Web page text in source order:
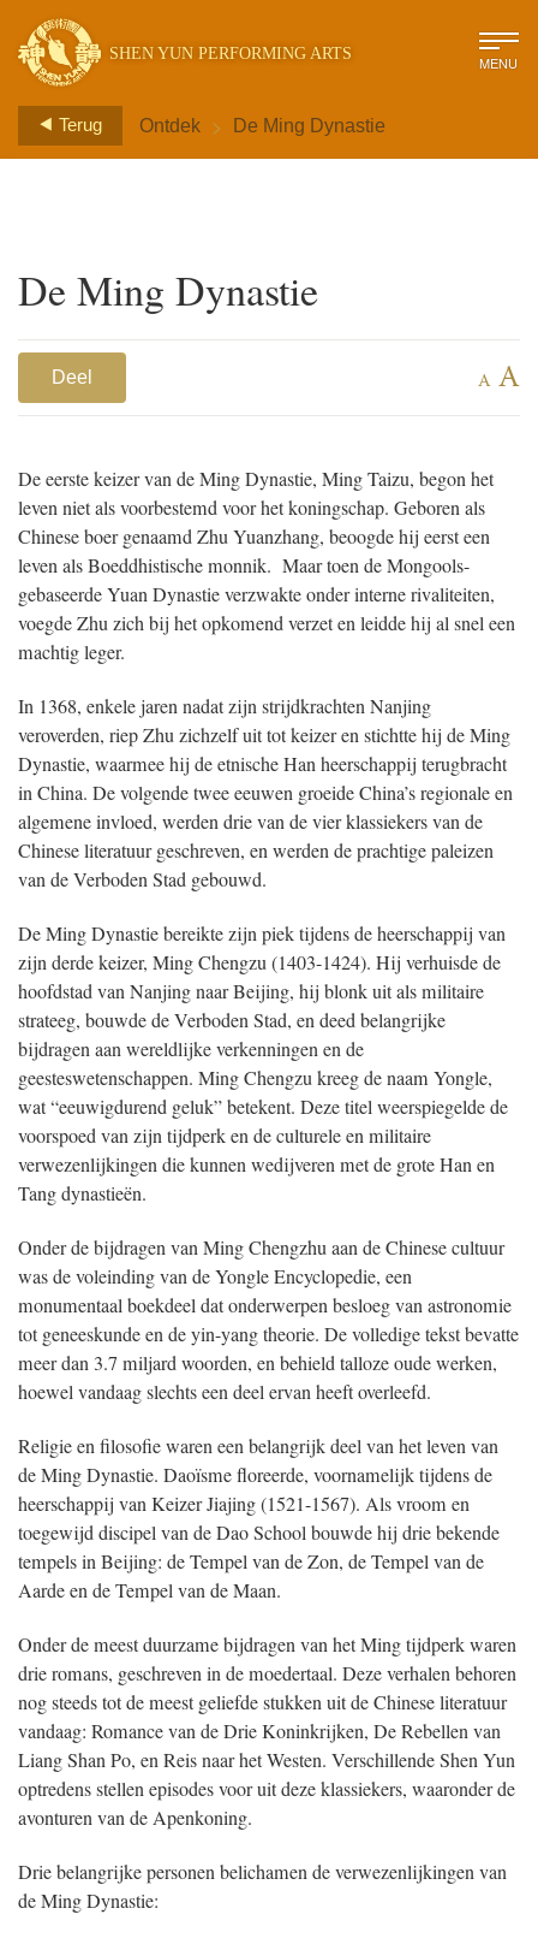
SHEN YUN PERFORMING ARTS MENU
Terug Ontdek > De Ming Dynastie
De Ming Dynastie
Deel A A
De eerste keizer van de Ming Dynastie, Ming Taizu, begon het
leven niet als voorbestemd voor het koningschap. Geboren als
Chinese boer genaamd Zhu Yuanzhang, beoogde hij eerst een
leven als Boeddhistische monnik. Maar toen de Mongools-
gebaseerde Yuan Dynastie verzwakte onder interne rivaliteiten,
voegde Zhu zich bij het opkomend verzet en leidde hij al snel een
machtig leger.
In 1368, enkele jaren nadat zijn strijdkrachten Nanjing
veroverden, riep Zhu zichzelf uit tot keizer en stichtte hij de Ming
Dynastie, waarmee hij de etnische Han heerschappij terugbracht
in China. De volgende twee eeuwen groeide China’s regionale en
algemene invloed, werden drie van de vier klassiekers van de
Chinese literatuur geschreven, en werden de prachtige paleizen
van de Verboden Stad gebouwd.
De Ming Dynastie bereikte zijn piek tijdens de heerschappij van
zijn derde keizer, Ming Chengzu (1403-1424). Hij verhuisde de
hoofdstad van Nanjing naar Beijing, hij blonk uit als militaire
strateeg, bouwde de Verboden Stad, en deed belangrijke
bijdragen aan wereldlijke verkenningen en de
geesteswetenschappen. Ming Chengzu kreeg de naam Yongle,
wat “eeuwigdurend geluk” betekent. Deze titel weerspiegelde de
voorspoed van zijn tijdperk en de culturele en militaire
verwezenlijkingen die kunnen wedijveren met de grote Han en
Tang dynastieën.
Onder de bijdragen van Ming Chengzhu aan de Chinese cultuur
was de voleinding van de Yongle Encyclopedie, een
monumentaal boekdeel dat onderwerpen besloeg van astronomie
tot geneeskunde en de yin-yang theorie. De volledige tekst bevatte
meer dan 3.7 miljard woorden, en behield talloze oude werken,
hoewel vandaag slechts een deel ervan heeft overleefd.
Religie en filosofie waren een belangrijk deel van het leven van
de Ming Dynastie. Daoïsme floreerde, voornamelijk tijdens de
heerschappij van Keizer Jiajing (1521-1567). Als vroom en
toegewijd discipel van de Dao School bouwde hij drie bekende
tempels in Beijing: de Tempel van de Zon, de Tempel van de
Aarde en de Tempel van de Maan.
Onder de meest duurzame bijdragen van het Ming tijdperk waren
drie romans, geschreven in de moedertaal. Deze verhalen behoren
nog steeds tot de meest geliefde stukken uit de Chinese literatuur
vandaag: Romance van de Drie Koninkrijken, De Rebellen van
Liang Shan Po, en Reis naar het Westen. Verschillende Shen Yun
optredens stellen episodes voor uit deze klassiekers, waaronder de
avonturen van de Apenkoning.
Drie belangrijke personen belichamen de verwezenlijkingen van
de Ming Dynastie: